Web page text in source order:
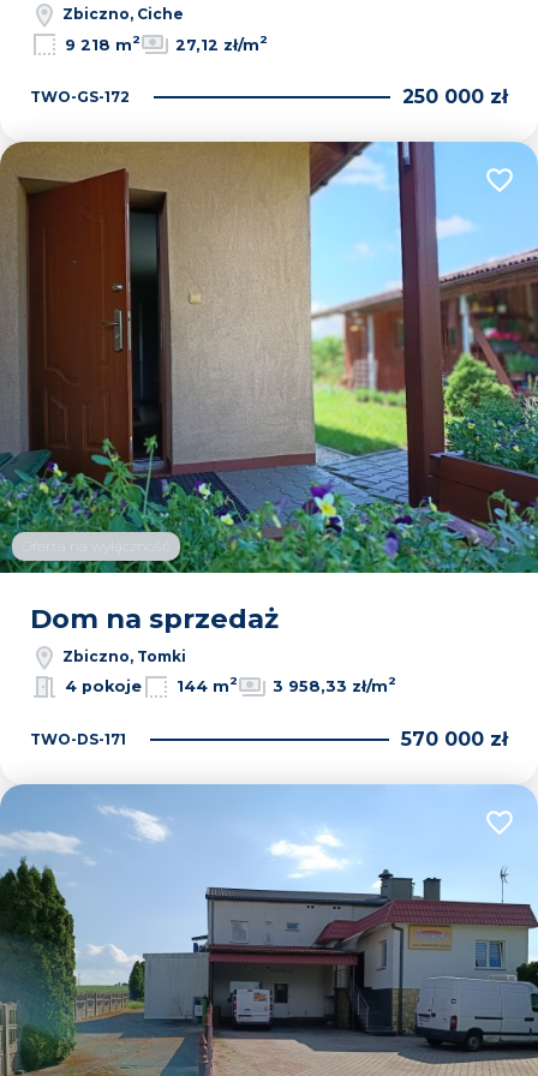
Zbiczno, Ciche
9 218 m2 27,12 zł/m2
TWO-GS-172 250 000 zł
Oferta na wyłączność
Dom na sprzedaż
Zbiczno, Tomki
4 pokoje
144 m2 3 958,33 zł/m2
TWO-DS-171 570 000 zł